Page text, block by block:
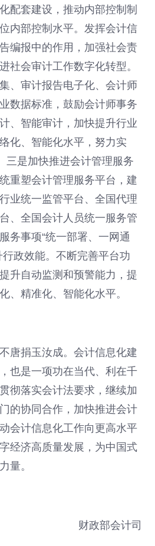
配套建设，推动内部控制制
内部控制水平。发挥会计信
编报中的作用，加强社会责
社会审计工作数字化转型。
、审计报告电子化、会计师
数据标准，鼓励会计师事务
、智能审计，加快提升行业
化、智能化水平，努力实
三是加快推进会计管理服务
重塑会计管理服务平台，建
业统一监管平台、全国代理
、全国会计人员统一服务管
务事项“统一部署、一网通
行政效能。不断完善平台功
升自动监测和预警能力，提
、精准化、智能化水平。
唐捐玉汝成。会计信息化建
也是一项功在当代、利在千
彻落实会计法要求，继续加
的协同合作，加快推进会计
会计信息化工作向更高水平
经济高质量发展，为中国式
量。
财政部会计司